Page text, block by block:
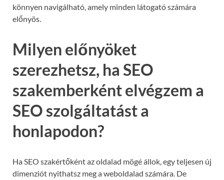
könnyen navigálható, amely minden látogató számára
előnyös.
Milyen előnyöket
szerezhetsz, ha SEO
szakemberként elvégzem a
SEO szolgáltatást a
honlapodon?
Ha SEO szakértőként az oldalad mögé állok, egy teljesen új
dimenziót nyithatsz meg a weboldalad számára. De